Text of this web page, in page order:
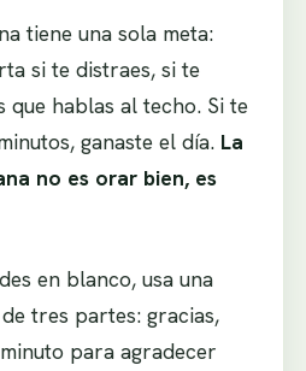
tiene una sola meta:
si te distraes, si te
que hablas al techo. Si te
ganaste el día. La
no es orar bien, es
en blanco, usa una
tres partes: gracias,
para agradecer